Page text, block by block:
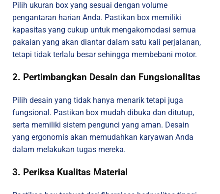
Pilih ukuran box yang sesuai dengan volume
pengantaran harian Anda. Pastikan box memiliki
kapasitas yang cukup untuk mengakomodasi semua
pakaian yang akan diantar dalam satu kali perjalanan,
tetapi tidak terlalu besar sehingga membebani motor.
2. Pertimbangkan Desain dan Fungsionalitas
Pilih desain yang tidak hanya menarik tetapi juga
fungsional. Pastikan box mudah dibuka dan ditutup,
serta memiliki sistem pengunci yang aman. Desain
yang ergonomis akan memudahkan karyawan Anda
dalam melakukan tugas mereka.
3. Periksa Kualitas Material